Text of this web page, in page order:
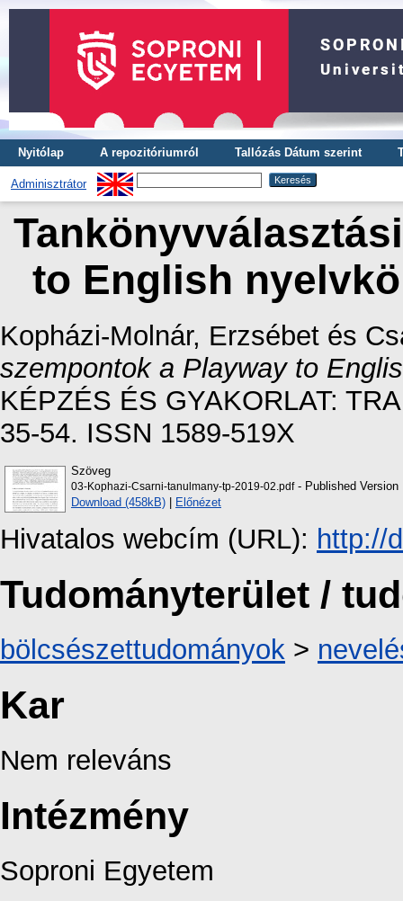
Nyitólap A repozitóriumról Tallózás Dátum szerint
Adminisztrátor
to English
Kopházi-Molnár, Erzsébet és
szempontok a Playway to
KÉPZÉS ÉS GYAKORLAT:
35-54. ISSN 1589-519X
Szöveg
03-Kophazi-Csarni-tanulmany-tp-2019-02.pdf- Published Version
Download (458kB) | Előnézet
Hivatalos webcím (URL): http://
Tudományterület /
bölcsészettudományok >
Kar
Nem releváns
Intézmény
Soproni Egyetem